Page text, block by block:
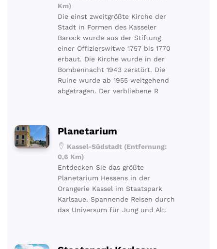
Km)
Die einst zweitgrößte Kirche der
Stadt in Formen des Kasseler
Barock wurde aus der Stiftung
einer Offizierswitwe 1757 bis 1770
erbaut. Die Kirche wurde in der
Bombennacht 1943 zerstört. Die
Ruine wurde ab 1955 weitgehend
abgetragen. Der verbliebene R
Planetarium
Kassel-Südstadt (Entfernung:
0,6 Km)
Entdecken Sie das größte
Planetarium Hessens in der
Orangerie Kassel im Staatspark
Karlsaue. Spannende Reisen durch
das Universum für Jung und Alt.